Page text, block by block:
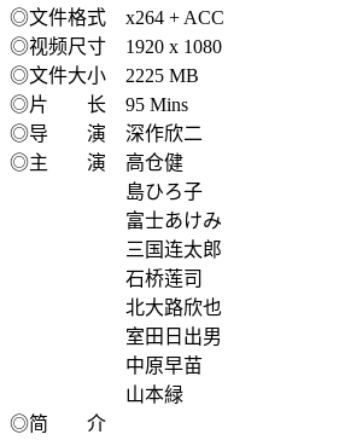
◎文件格式 x264 + ACC
◎视频尺寸 1920 x 1080
◎文件大小 2225 MB
◎片 长 95 Mins
◎导 演 深作欣二
◎主 演 高仓健
島ひろ子
富士あけみ
三国连太郎
石桥莲司
北大路欣也
室田日出男
中原早苗
山本緑
◎简 介